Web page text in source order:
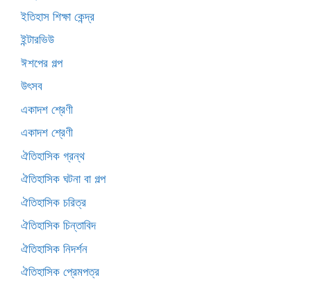
ইতিহাস শিক্ষা কেন্দ্র
ইন্টারভিউ
ঈশপের গল্প
উৎসব
একাদশ শ্রেণী
একাদশ শ্রেণী
ঐতিহাসিক গ্রন্থ
ঐতিহাসিক ঘটনা বা গল্প
ঐতিহাসিক চরিত্র
ঐতিহাসিক চিন্তাবিদ
ঐতিহাসিক নিদর্শন
ঐতিহাসিক প্রেমপত্র